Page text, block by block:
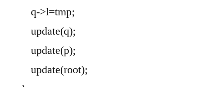
q->l=tmp;
update(q);
update(p);
update(root);